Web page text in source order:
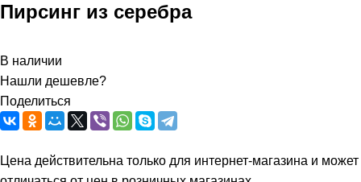
Пирсинг из серебра
В наличии
Нашли дешевле?
Поделиться
Цена действительна только для интернет-магазина и может